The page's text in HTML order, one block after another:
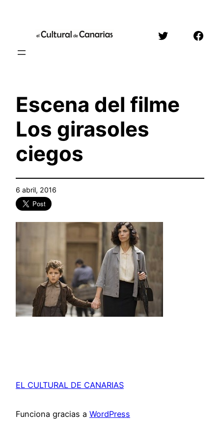
contenido
Twitter
Escena del filme
Los girasoles
ciegos
6 abril, 2016
EL CULTURAL DE CANARIAS
Funciona gracias a WordPress